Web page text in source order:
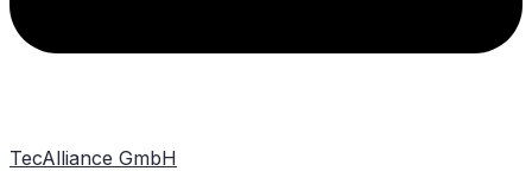
TecAlliance GmbH